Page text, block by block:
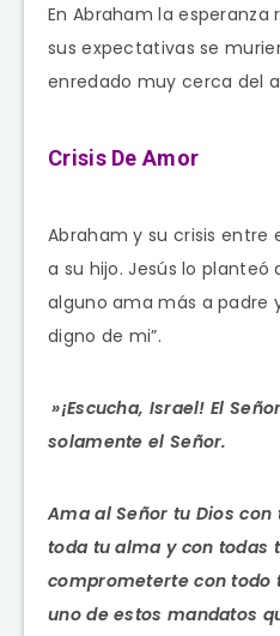
En Abraham la
sus expectativas se
enredado muy cerca del
Crisis De Amor
Abraham y su crisis entre
a su hijo. Jesús lo planteó
alguno ama más a padre
digno de mi”.
»¡Escucha, Israel! El Señor
solamente el Señor.
Ama al Señor tu Dios
toda tu alma y con todas
comprometerte con todo
uno de estos mandatos